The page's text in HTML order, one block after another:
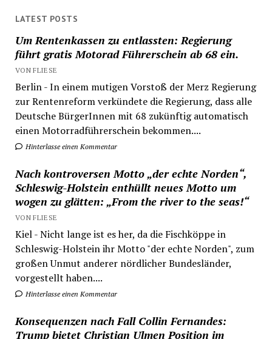
LATEST POSTS
Um Rentenkassen zu entlassten: Regierung
führt gratis Motorad Führerschein ab 68 ein.
VON FLIESE
Berlin - In einem mutigen Vorstoß der Merz Regierung
zur Rentenreform verkündete die Regierung, dass alle
Deutsche BürgerInnen mit 68 zukünftig automatisch
einen Motorradführerschein bekommen....
Hinterlasse einen Kommentar
Nach kontroversen Motto „der echte Norden“,
Schleswig-Holstein enthüllt neues Motto um
wogen zu glätten: „From the river to the seas!“
VON FLIESE
Kiel - Nicht lange ist es her, da die Fischköppe in
Schleswig-Holstein ihr Motto "der echte Norden", zum
großen Unmut anderer nördlicher Bundesländer,
vorgestellt haben....
Hinterlasse einen Kommentar
Konsequenzen nach Fall Collin Fernandes:
Trump bietet Christian Ulmen Position im